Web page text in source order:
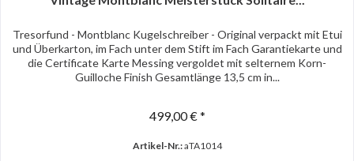
Tresorfund - Montblanc Kugelschreiber - Original verpackt mit Etui
und Überkarton, im Fach unter dem Stift im Fach Garantiekarte und
die Certificate Karte Messing vergoldet mit selternem Korn-
Guilloche Finish Gesamtlänge 13,5 cm in...
499,00 € *
Artikel-Nr.:aTA1014